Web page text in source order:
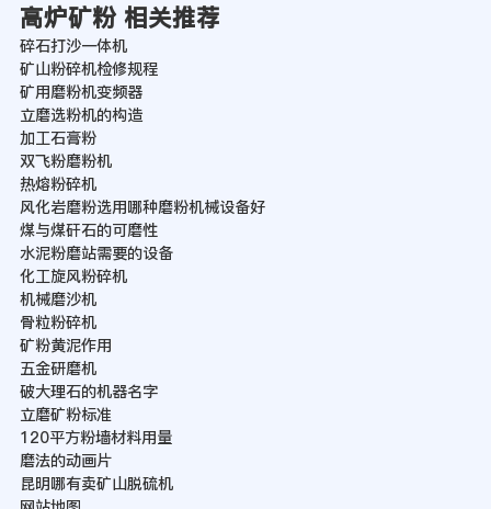
高炉矿粉 相关推荐
碎石打沙一体机
矿山粉碎机检修规程
矿用磨粉机变频器
立磨选粉机的构造
加工石膏粉
双飞粉磨粉机
热熔粉碎机
风化岩磨粉选用哪种磨粉机械设备好
煤与煤矸石的可磨性
水泥粉磨站需要的设备
化工旋风粉碎机
机械磨沙机
骨粒粉碎机
矿粉黄泥作用
五金研磨机
破大理石的机器名字
立磨矿粉标准
120平方粉墙材料用量
磨法的动画片
昆明哪有卖矿山脱硫机